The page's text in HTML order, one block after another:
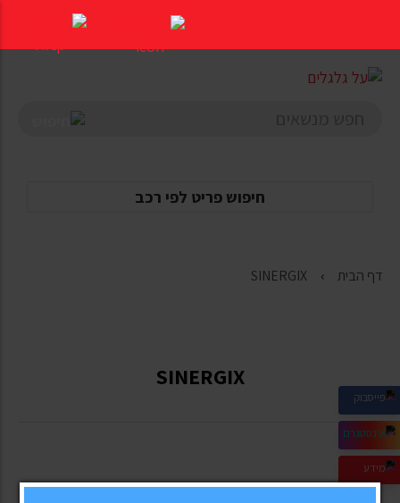
העמוד
חיפוש פריט לפי רכב
דף הבית SINERGIX
SINERGIX